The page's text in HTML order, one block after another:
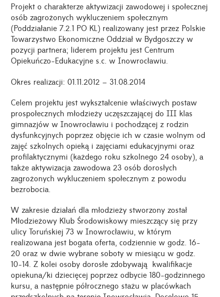
Projekt o charakterze aktywizacji zawodowej i społecznej
osób zagrożonych wykluczeniem społecznym
(Poddziałanie 7.2.1 PO KL) realizowany jest przez Polskie
Towarzystwo Ekonomiczne Oddział w Bydgoszczy w
pozycji partnera; liderem projektu jest Centrum
Opiekuńczo-Edukacyjne s.c. w Inowrocławiu.
Okres realizacji: 01.11.2012 – 31.08.2014
Celem projektu jest wykształcenie właściwych postaw
prospołecznych młodzieży uczęszczającej do III klas
gimnazjów w Inowrocławiu i pochodzącej z rodzin
dysfunkcyjnych poprzez objęcie ich w czasie wolnym od
zajęć szkolnych opieką i zajęciami edukacyjnymi oraz
profilaktycznymi (każdego roku szkolnego 24 osoby), a
także aktywizacja zawodowa 23 osób dorosłych
zagrożonych wykluczeniem społecznym z powodu
bezrobocia.
W zakresie działań dla młodzieży stworzony został
Młodzieżowy Klub Środowiskowy mieszczący się przy
ulicy Toruńskiej 73 w Inowrocławiu, w którym
realizowana jest bogata oferta, codziennie w godz. 16-
20 oraz w dwie wybrane soboty w miesiącu w godz.
10-14. Z kolei osoby dorosłe zdobywają kwalifikacje
opiekuna/ki dziecięcej poprzez odbycie 180-godzinnego
kursu, a następnie półrocznego stażu w placówkach